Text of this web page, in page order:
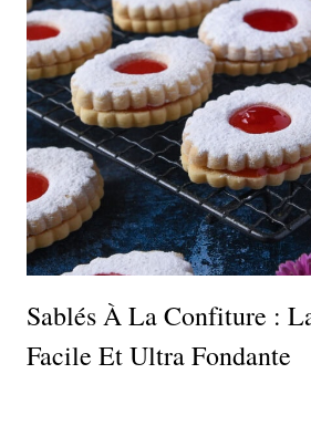
Sablés À La Confiture :
Facile Et Ultra Fondante